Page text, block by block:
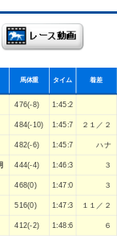
馬体重 タイム 着差
476(-8) 1:45:2
484(-10) 1:45:7 ２１／２
482(-6) 1:45:7 ハナ
444(-4) 1:46:3 ３
468(0) 1:47:0 ３
516(0) 1:47:3 １１／２
412(-2) 1:48:6 ６